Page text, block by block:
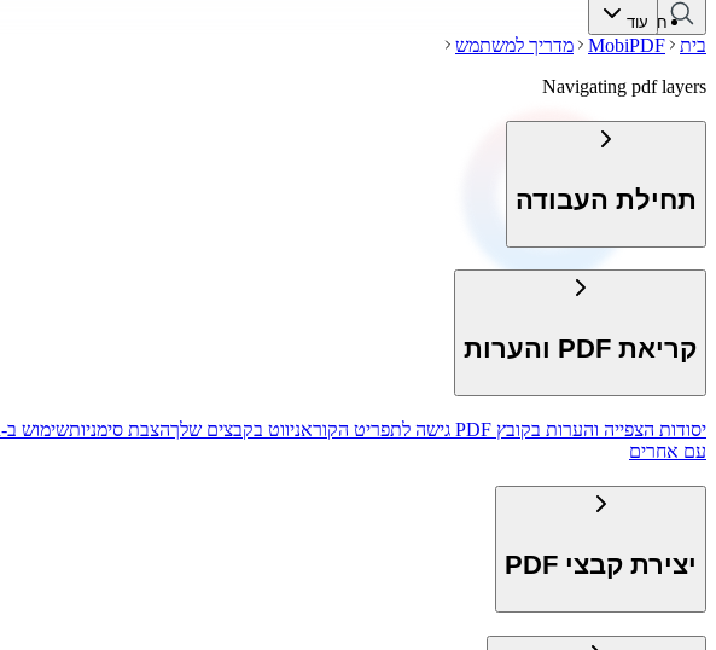
עוד
חיפוש
בית MobiPDF
מדריך למשתמש
Navigating pdf layers
תחילת העבודה
קריאת PDF והערות
יסודות הצפייה והערות בקובץ PDF גישה לתפריט הקוראניווט בקבצים שלךהצבת סימניותשימוש ב-OCR
עם אחרים
יצירת קבצי PDF